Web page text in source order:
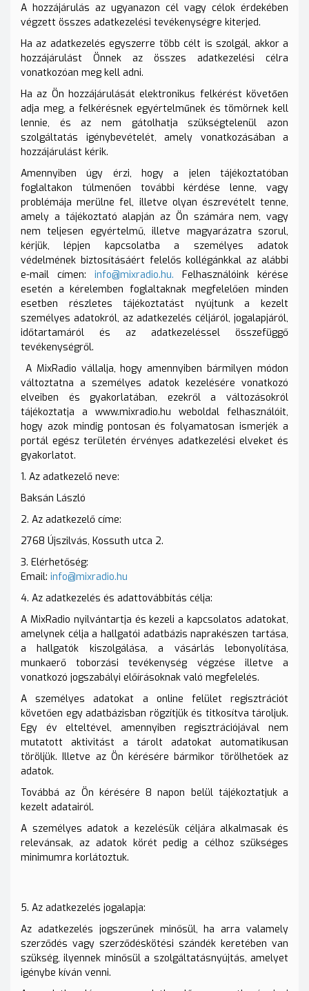
A hozzájárulás az ugyanazon cél vagy célok érdekében
végzett összes adatkezelési tevékenységre kiterjed.
Ha az adatkezelés egyszerre több célt is szolgál, akkor a
hozzájárulást Önnek az összes adatkezelési célra
vonatkozóan meg kell adni.
Ha az Ön hozzájárulását elektronikus felkérést követően
adja meg, a felkérésnek egyértelműnek és tömörnek kell
lennie, és az nem gátolhatja szükségtelenül azon
szolgáltatás igénybevételét, amely vonatkozásában a
hozzájárulást kérik.
Amennyiben úgy érzi, hogy a jelen tájékoztatóban
foglaltakon túlmenően további kérdése lenne, vagy
problémája merülne fel, illetve olyan észrevételt tenne,
amely a tájékoztató alapján az Ön számára nem, vagy
nem teljesen egyértelmű, illetve magyarázatra szorul,
kérjük, lépjen kapcsolatba a személyes adatok
védelmének biztosításáért felelős kollégánkkal az alábbi
e-mail címen: info@mixradio.hu. Felhasználóink kérése
esetén a kérelemben foglaltaknak megfelelően minden
esetben részletes tájékoztatást nyújtunk a kezelt
személyes adatokról, az adatkezelés céljáról, jogalapjáról,
időtartamáról és az adatkezeléssel összefüggő
tevékenységről.
A MixRadio vállalja, hogy amennyiben bármilyen módon
változtatna a személyes adatok kezelésére vonatkozó
elveiben és gyakorlatában, ezekről a változásokról
tájékoztatja a www.mixradio.hu weboldal felhasználóit,
hogy azok mindig pontosan és folyamatosan ismerjék a
portál egész területén érvényes adatkezelési elveket és
gyakorlatot.
1. Az adatkezelő neve:
Baksán László
2. Az adatkezelő címe:
2768 Újszilvás, Kossuth utca 2.
3. Elérhetőség:
Email: info@mixradio.hu
4. Az adatkezelés és adattovábbítás célja:
A MixRadio nyilvántartja és kezeli a kapcsolatos adatokat,
amelynek célja a hallgatói adatbázis naprakészen tartása,
a hallgatók kiszolgálása, a vásárlás lebonyolítása,
munkaerő toborzási tevékenység végzése illetve a
vonatkozó jogszabályi előírásoknak való megfelelés.
A személyes adatokat a online felület regisztrációt
követően egy adatbázisban rögzítjük és titkosítva tároljuk.
Egy év elteltével, amennyiben regisztrációjával nem
mutatott aktivitást a tárolt adatokat automatikusan
töröljük. Illetve az Ön kérésére bármikor törölhetőek az
adatok.
Továbbá az Ön kérésére 8 napon belül tájékoztatjuk a
kezelt adatairól.
A személyes adatok a kezelésük céljára alkalmasak és
relevánsak, az adatok körét pedig a célhoz szükséges
minimumra korlátoztuk.
5. Az adatkezelés jogalapja:
Az adatkezelés jogszerűnek minősül, ha arra valamely
szerződés vagy szerződéskötési szándék keretében van
szükség, ilyennek minősül a szolgáltatásnyújtás, amelyet
igénybe kíván venni.